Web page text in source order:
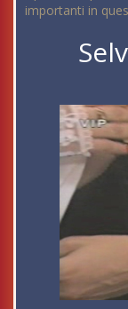
importanti in